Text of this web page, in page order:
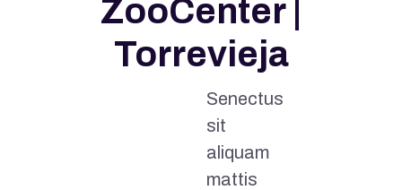
ZooCenter |
Torrevieja
Senectus
sit
aliquam
mattis